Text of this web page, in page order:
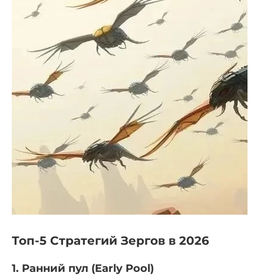
Топ-5 Стратегий Зергов в 2026
1. Ранний пул (Early Pool)